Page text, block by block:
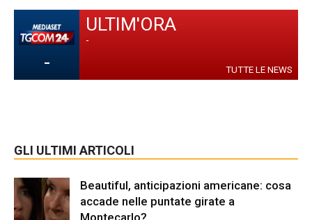
-
ULTIM'ORA
-
TUTTE LE NEWS
GLI ULTIMI ARTICOLI
Beautiful, anticipazioni americane: cosa
accade nelle puntate girate a